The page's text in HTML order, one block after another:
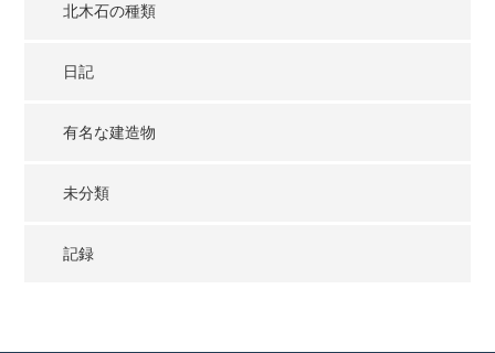
北木石の種類
日記
有名な建造物
未分類
記録